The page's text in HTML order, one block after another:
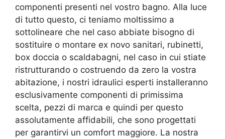
componenti presenti nel vostro bagno. Alla luce
di tutto questo, ci teniamo moltissimo a
sottolineare che nel caso abbiate bisogno di
sostituire o montare ex novo sanitari, rubinetti,
box doccia o scaldabagni, nel caso in cui stiate
ristrutturando o costruendo da zero la vostra
abitazione, i nostri idraulici esperti installeranno
esclusivamente componenti di primissima
scelta, pezzi di marca e quindi per questo
assolutamente affidabili, che sono progettati
per garantirvi un comfort maggiore. La nostra